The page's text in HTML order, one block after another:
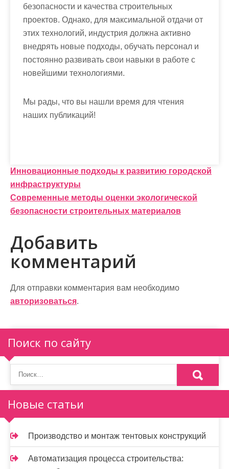
безопасности и качества строительных
проектов. Однако, для максимальной отдачи от
этих технологий, индустрия должна активно
внедрять новые подходы, обучать персонал и
постоянно развивать свои навыки в работе с
новейшими технологиями.
Мы рады, что вы нашли время для чтения
наших публикаций!
Н
а
в
и
г
а
ц
и
я
п
о
з
а
п
и
с
Инновационные подходы к развитию городской
инфраструктуры
Современные методы оценки экологической
безопасности строительных материалов
Добавить
комментарий
Для отправки комментария вам необходимо
авторизоваться.
Поиск по сайту
Новые статьи
Производство и монтаж тентовых конструкций
Автоматизация процесса строительства: